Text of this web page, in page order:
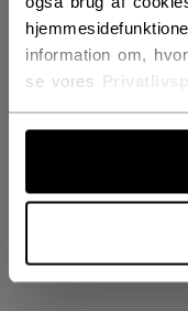
information om,
se vores
AGE GROUP